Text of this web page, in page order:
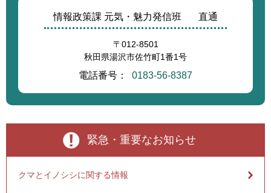
情報政策課 元気・魅力発信班 直通
〒012-8501
秋田県湯沢市佐竹町1番1号
電話番号： 0183-56-8387
緊急・重要なお知らせ
クマとイノシシに関する情報